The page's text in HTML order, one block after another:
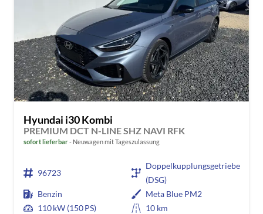
Hyundai i30 Kombi
PREMIUM DCT N-LINE SHZ NAVI RFK
sofort lieferbar Neuwagen mit Tageszulassung
96723
Doppelkupplungsgetriebe
(DSG)
Benzin
Meta Blue PM2
110 kW (150 PS)
10 km